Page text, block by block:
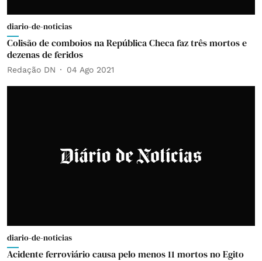
diario-de-noticias
Colisão de comboios na República Checa faz três mortos e
dezenas de feridos
Redação DN 04 Ago 2021
diario-de-noticias
Acidente ferroviário causa pelo menos 11 mortos no Egito